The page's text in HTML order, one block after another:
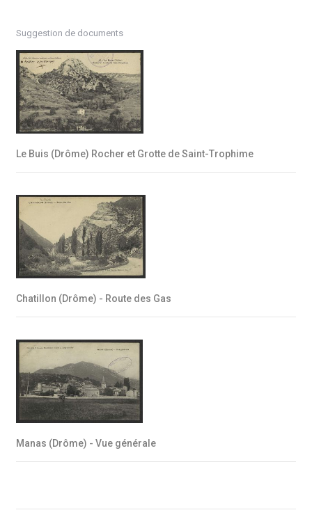
Suggestion de documents
Le Buis (Drôme) Rocher et Grotte de Saint-Trophime
Chatillon (Drôme) - Route des Gas
Manas (Drôme) - Vue générale